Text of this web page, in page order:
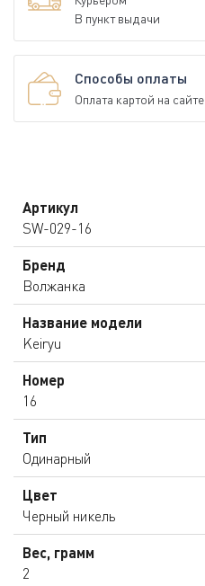
В пункт выдачи
Способы оплаты
Оплата картой на сайте
Артикул
SW-029-16
Бренд
Волжанка
Название модели
Keiryu
Номер
16
Тип
Одинарный
Цвет
Черный никель
Вес, грамм
2